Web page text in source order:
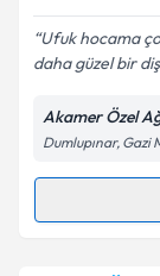
Ufuk hocama
daha güzel bir
Akamer Özel
Dumlupınar, Gazi